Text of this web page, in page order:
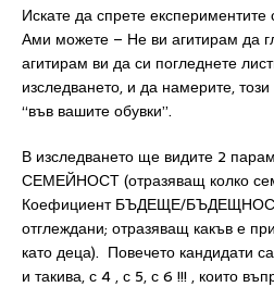
Искате да спрете експериментите
Ами можете – Не ви агитирам да
агитирам ви да си погледнете
изследването, и да намерите,
“във вашите обувки”.
В изследването ще видите 2
СЕМЕЙНОСТ (отразяващ колко
Коефициент БЪДЕЩЕ/
отглеждани; отразяващ какъв е
като деца). Повечето кандидати
и такива, с 4 , с 5, с 6 !!! , които